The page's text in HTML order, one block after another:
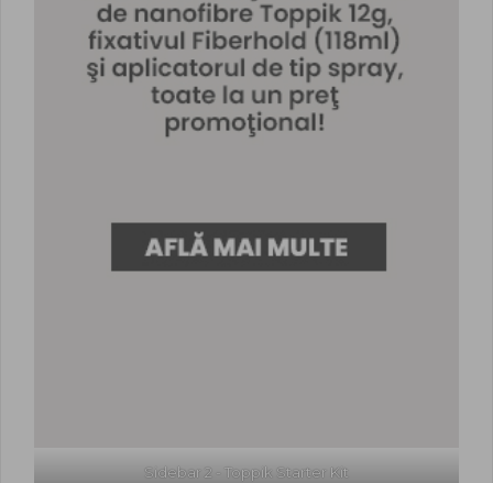
Sidebar 2 - Toppik Starter Kit